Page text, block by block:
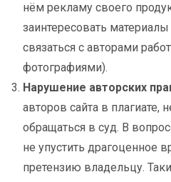
нём рекламу своего
заинтересовать
связаться с авторами
фотографиями).
Нарушение авторских
авторов сайта в плагиате,
обращаться в суд. В
не упустить драгоценное
претензию владельцу.